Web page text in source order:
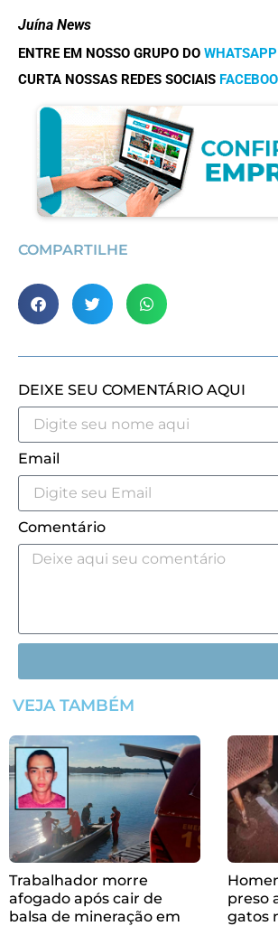
Juína News
ENTRE EM NOSSO GRUPO DO WHATSAPP
CURTA NOSSAS REDES SOCIAIS
COMPARTILHE
DEIXE SEU COMENTÁRIO AQUI
Email
Comentário
VEJA TAMBÉM
Trabalhador morre
afogado após cair de
balsa de mineração em
preso
gatos